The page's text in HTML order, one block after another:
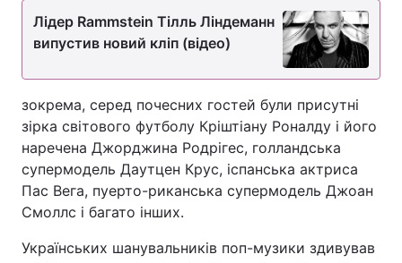
Лідер Rammstein Тілль Ліндеманн
випустив новий кліп (відео)
зокрема, серед почесних гостей були присутні
зірка світового футболу Кріштіану Роналду і його
наречена Джорджина Родрігес, голландська
супермодель Даутцен Крус, іспанська актриса
Пас Вега, пуерто-риканська супермодель Джоан
Смоллс і багато інших.
Українських шанувальників поп-музики здивував